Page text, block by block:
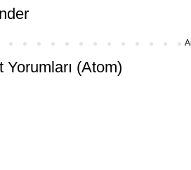
Yorumları (Atom)